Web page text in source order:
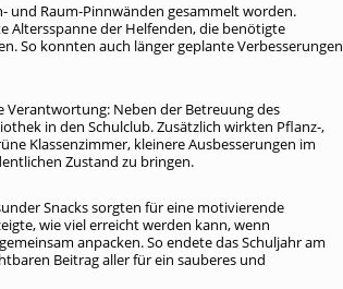
und Raum-Pinnwänden gesammelt worden.
Altersspanne der Helfenden, die benötigte
So konnten auch länger geplante Verbesserungen
Verantwortung: Neben der Betreuung des
in den Schulclub. Zusätzlich wirkten Pflanz-,
Klassenzimmer, kleinere Ausbesserungen im
Zustand zu bringen.
Snacks sorgten für eine motivierende
wie viel erreicht werden kann, wenn
anpacken. So endete das Schuljahr am
Beitrag aller für ein sauberes und